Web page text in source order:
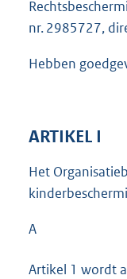
nr. 2985727,
Hebben
ARTIKEL I
Het
A
Artikel 1 wordt